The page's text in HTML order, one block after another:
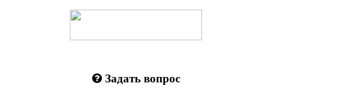
Задать вопрос